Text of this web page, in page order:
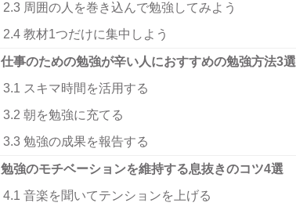
2.3 周囲の人を巻き込んで勉強してみよう
2.4 教材1つだけに集中しよう
仕事のための勉強が辛い人におすすめの勉強方法3選
3.1 スキマ時間を活用する
3.2 朝を勉強に充てる
3.3 勉強の成果を報告する
勉強のモチベーションを維持する息抜きのコツ4選
4.1 音楽を聞いてテンションを上げる